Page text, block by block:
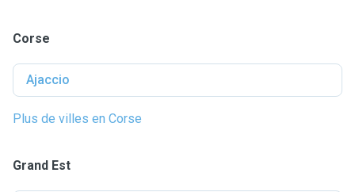
Corse
Ajaccio
Plus de villes en Corse
Grand Est